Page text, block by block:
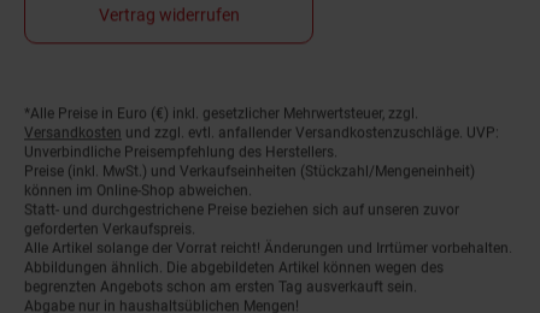
Vertrag widerrufen
Fußnoten
*Alle Preise in Euro (€) inkl. gesetzlicher Mehrwertsteuer, zzgl.
Versandkosten und zzgl. evtl. anfallender Versandkostenzuschläge. UVP:
Unverbindliche Preisempfehlung des Herstellers.
Preise (inkl. MwSt.) und Verkaufseinheiten (Stückzahl/Mengeneinheit)
können im Online-Shop abweichen.
Statt- und durchgestrichene Preise beziehen sich auf unseren zuvor
geforderten Verkaufspreis.
Alle Artikel solange der Vorrat reicht! Änderungen und Irrtümer vorbehalten.
Abbildungen ähnlich. Die abgebildeten Artikel können wegen des
begrenzten Angebots schon am ersten Tag ausverkauft sein.
Abgabe nur in haushaltsüblichen Mengen!